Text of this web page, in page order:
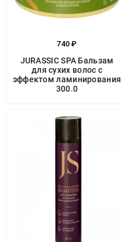
740 ₽
JURASSIC SPA Бальзам
для сухих волос с
эффектом ламинирования
300.0